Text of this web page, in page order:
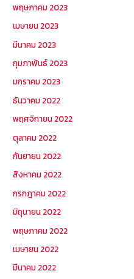
พฤษภาคม 2023
เมษายน 2023
มีนาคม 2023
กุมภาพันธ์ 2023
มกราคม 2023
ธันวาคม 2022
พฤศจิกายน 2022
ตุลาคม 2022
กันยายน 2022
สิงหาคม 2022
กรกฎาคม 2022
มิถุนายน 2022
พฤษภาคม 2022
เมษายน 2022
มีนาคม 2022